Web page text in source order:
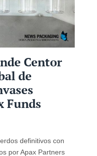
Centor
de
Funds
definitivos con
por Apax Partners